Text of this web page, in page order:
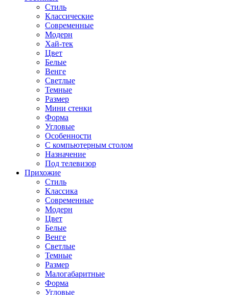
Стиль
Классические
Современные
Модерн
Хай-тек
Цвет
Белые
Венге
Светлые
Темные
Размер
Мини стенки
Форма
Угловые
Особенности
С компьютерным столом
Назначение
Под телевизор
Прихожие
Стиль
Классика
Современные
Модерн
Цвет
Белые
Венге
Светлые
Темные
Размер
Малогабаритные
Форма
Угловые